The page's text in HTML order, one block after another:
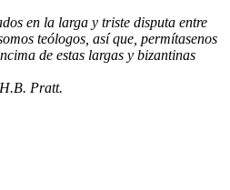
en la larga y triste disputa entre
teólogos, así que, permítasenos
de estas largas y bizantinas
Pratt.